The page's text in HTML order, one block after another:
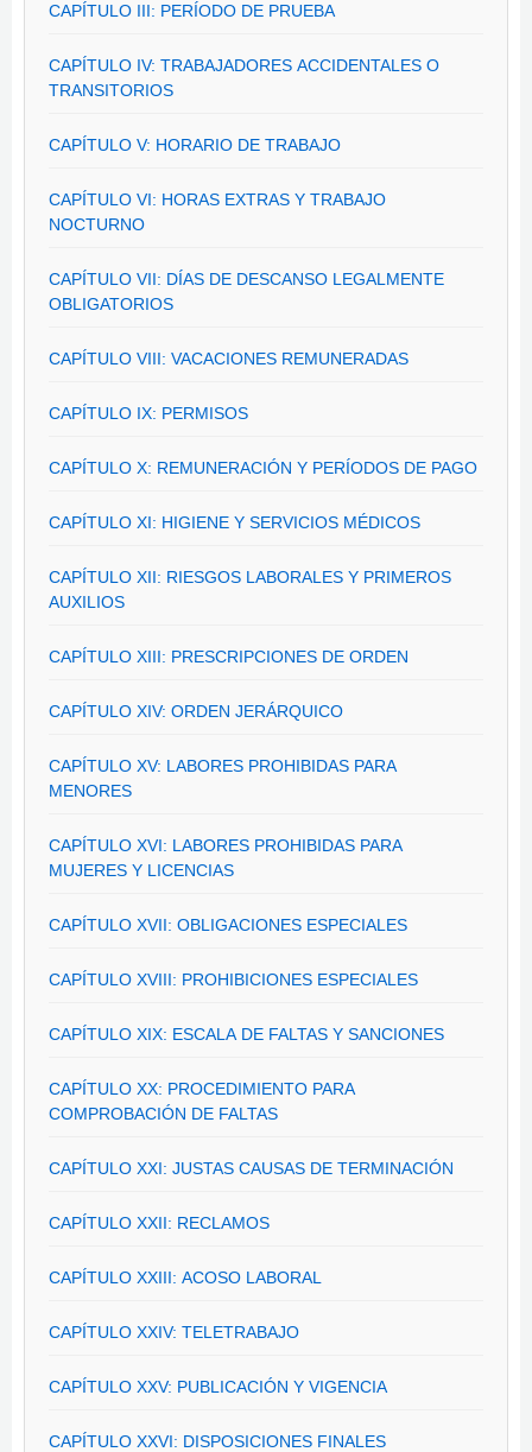
CAPÍTULO III: PERÍODO DE PRUEBA
CAPÍTULO IV: TRABAJADORES ACCIDENTALES O
TRANSITORIOS
CAPÍTULO V: HORARIO DE TRABAJO
CAPÍTULO VI: HORAS EXTRAS Y TRABAJO
NOCTURNO
CAPÍTULO VII: DÍAS DE DESCANSO LEGALMENTE
OBLIGATORIOS
CAPÍTULO VIII: VACACIONES REMUNERADAS
CAPÍTULO IX: PERMISOS
CAPÍTULO X: REMUNERACIÓN Y PERÍODOS DE PAGO
CAPÍTULO XI: HIGIENE Y SERVICIOS MÉDICOS
CAPÍTULO XII: RIESGOS LABORALES Y PRIMEROS
AUXILIOS
CAPÍTULO XIII: PRESCRIPCIONES DE ORDEN
CAPÍTULO XIV: ORDEN JERÁRQUICO
CAPÍTULO XV: LABORES PROHIBIDAS PARA
MENORES
CAPÍTULO XVI: LABORES PROHIBIDAS PARA
MUJERES Y LICENCIAS
CAPÍTULO XVII: OBLIGACIONES ESPECIALES
CAPÍTULO XVIII: PROHIBICIONES ESPECIALES
CAPÍTULO XIX: ESCALA DE FALTAS Y SANCIONES
CAPÍTULO XX: PROCEDIMIENTO PARA
COMPROBACIÓN DE FALTAS
CAPÍTULO XXI: JUSTAS CAUSAS DE TERMINACIÓN
CAPÍTULO XXII: RECLAMOS
CAPÍTULO XXIII: ACOSO LABORAL
CAPÍTULO XXIV: TELETRABAJO
CAPÍTULO XXV: PUBLICACIÓN Y VIGENCIA
CAPÍTULO XXVI: DISPOSICIONES FINALES